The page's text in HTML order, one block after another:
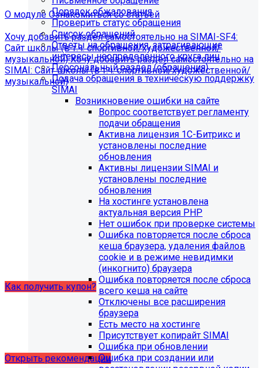
О модуле Ознакомиться со статьей
Хочу добавить раздел самостоятельно на SIMAI-SF4:
Сайт школы (в т.ч. спортивной/художественной/
музыкальной)Хочу добавить раздел самостоятельно на
SIMAI: Сайт школы (в т.ч. спортивной/художественной/
музыкальной)
Информация по появлению ошибки
[MP_LICENSE_VIOLATION] В вашу лицензию не входит
модуль SIMAI-SF4: Сведения об образовательной
организации (simai.sveden)
В связи с новыми требованиями Приказа 1493
Рособнадзора нами были внесены изменения в
поставку готовых решений для образовательных
Теперь в сборку готовых решений для образовательных
организаций входит модуль SIMAI-SF4: Сведения об
образовательной организации (simai.sveden). Для
корректной работы модуля необходимо активировать
Как получить купон?
Что делать, если на хостинге не
хватает места?
Открыть рекомендации
Порядок обжалования
Проверить статус обращения
Список обращений
Ответы на обращения, затрагивающие
интересы неопределенного круга лиц
Персональный раздел (обращения)
Подача обращения в техническую поддержку
SIMAI
Возникновение ошибки на сайте
Вопрос соответствует регламенту
подачи обращения
Активна лицензия 1С-Битрикс и
установлены последние
обновления
Активны лицензии SIMAI и
установлены последние
обновления
На хостинге установлена
актуальная версия PHP
Нет ошибок при проверке системы
Ошибка повторяется после сброса
кеша браузера, удаления файлов
cookie и в режиме невидимки
(инкогнито) браузера
Ошибка повторяется после сброса
всего кеша на сайте
Отключены все расширения
браузера
Есть место на хостинге
Присутствует копирайт SIMAI
Ошибка при обновлении
Ошибка при создании или